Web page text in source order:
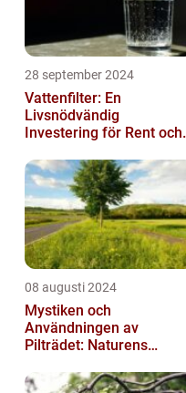
28 september 2024
Vattenfilter: En
Livsnödvändig
Investering för Rent och
08 augusti 2024
Mystiken och
Användningen av
Pilträdet: Naturens